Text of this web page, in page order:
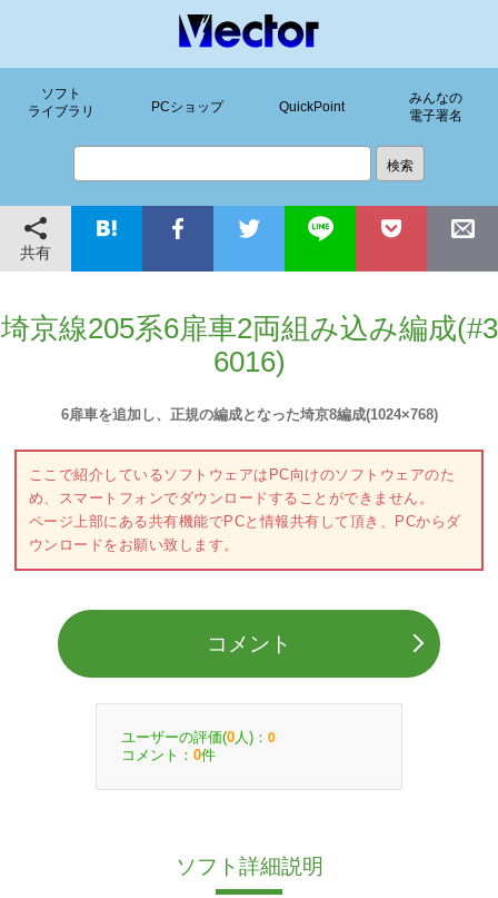
ソフト
ライブラリ
PCショップ QuickPoint
みんなの
電子署名
共有
埼京線205系6扉車2両組み込み編成(#3
6016)
6扉車を追加し、正規の編成となった埼京8編成(1024×768)
ここで紹介しているソフトウェアはPC向けのソフトウェアのた
め、スマートフォンでダウンロードすることができません。
ページ上部にある共有機能でPCと情報共有して頂き、PCからダ
ウンロードをお願い致します。
コメント
ユーザーの評価(0 人)： 0
コメント： 0件
ソフト詳細説明